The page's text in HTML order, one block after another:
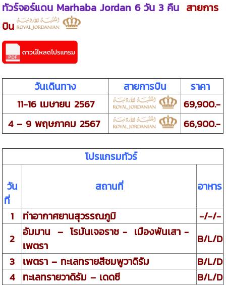
ทัวร์จอร์แดน Marhaba Jordan 6 วัน 3 คืน สายการ
บิน
วันเดินทาง สายการบิน
ราคา
11-16 เมษายน 2567
69,900.-
4 – 9 พฤษภาคม 2567
66,900.-
โปรแกรมทัวร์
วัน
ที่
สถานที่ อาหาร
1 ท่าอากาศยานสุวรรณภูมิ
-/-/-
2
อัมมาน – โรมันเจอราช - เมืองพันเสา -
เพตรา
B/L/D
3
เพตรา– ทะเลทรายสีชมพูวาดิรัม
B/L/D
4 ทะเลทรายวาดิรัม – เดดซี B/L/D